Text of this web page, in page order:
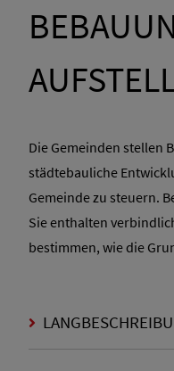
Die Gemeinden stellen
städtebauliche
Gemeinde zu steuern.
Sie enthalten
bestimmen, wie die